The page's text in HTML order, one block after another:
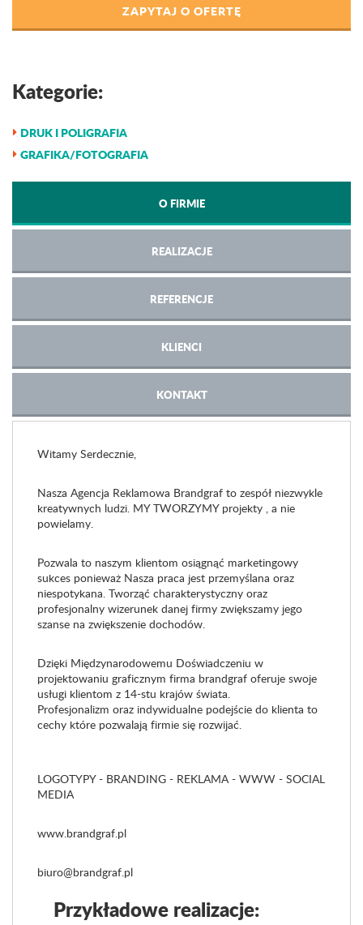
ZAPYTAJ O OFERTĘ
Kategorie:
DRUK I POLIGRAFIA
GRAFIKA/FOTOGRAFIA
O FIRMIE
REALIZACJE
REFERENCJE
KLIENCI
KONTAKT
Witamy Serdecznie,
Nasza Agencja Reklamowa Brandgraf to zespół niezwykle
kreatywnych ludzi. MY TWORZYMY projekty , a nie
powielamy.
Pozwala to naszym klientom osiągnąć marketingowy
sukces ponieważ Nasza praca jest przemyślana oraz
niespotykana. Tworząć charakterystyczny oraz
profesjonalny wizerunek danej firmy zwiększamy jego
szanse na zwiększenie dochodów.
Dzięki Międzynarodowemu Doświadczeniu w
projektowaniu graficznym firma brandgraf oferuje swoje
usługi klientom z 14-stu krajów świata.
Profesjonalizm oraz indywidualne podejście do klienta to
cechy które pozwalają firmie się rozwijać.
LOGOTYPY - BRANDING - REKLAMA - WWW - SOCIAL
MEDIA
www.brandgraf.pl
biuro@brandgraf.pl
Przykładowe realizacje: